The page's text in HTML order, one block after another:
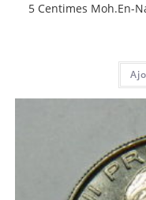
5 Centimes Moh.En-